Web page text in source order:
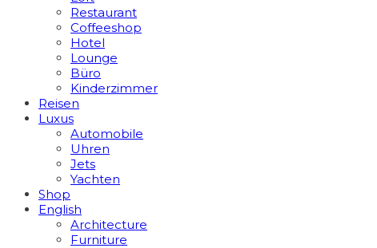
Restaurant
Coffeeshop
Hotel
Lounge
Büro
Kinderzimmer
Reisen
Luxus
Automobile
Uhren
Jets
Yachten
Shop
English
Architecture
Furniture